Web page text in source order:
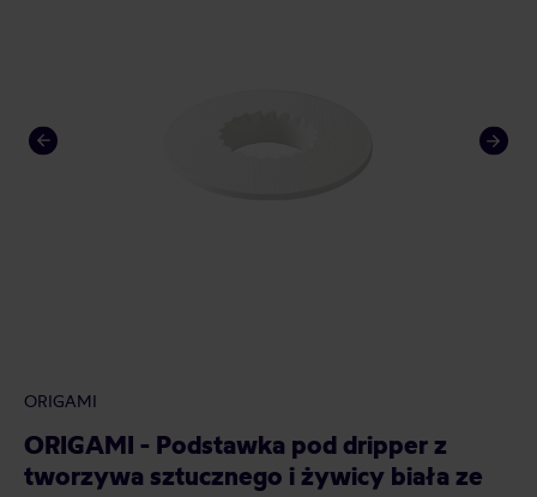
ORIGAMI
ORIGAMI - Podstawka pod dripper z
tworzywa sztucznego i żywicy biała ze